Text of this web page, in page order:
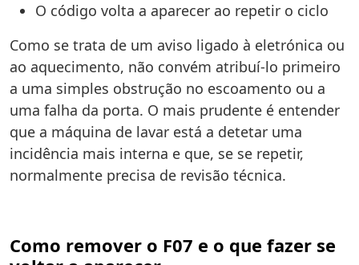
O código volta a aparecer ao repetir o ciclo
Como se trata de um aviso ligado à eletrónica ou
ao aquecimento, não convém atribuí-lo primeiro
a uma simples obstrução no escoamento ou a
uma falha da porta. O mais prudente é entender
que a máquina de lavar está a detetar uma
incidência mais interna e que, se se repetir,
normalmente precisa de revisão técnica.
Como remover o F07 e o que fazer se